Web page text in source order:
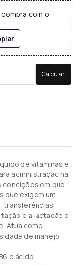
com o
Calcular
de vitaminas e
administração na
condições em que
que exigem um
transferências,
e a lactação e
Atua como
de manejo
e ácido